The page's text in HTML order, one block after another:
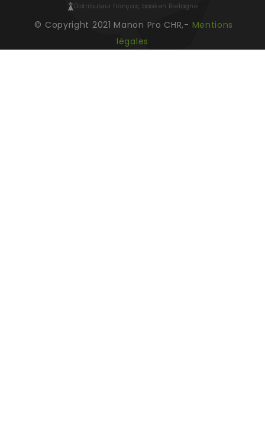
Distributeur français, basé en Bretagne
© Copyright 2021 Manon Pro CHR,- Mentions
légales